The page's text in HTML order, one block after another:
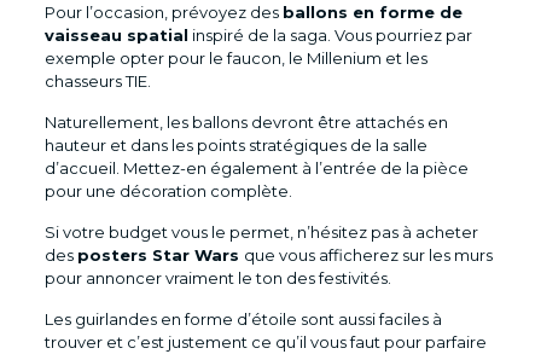
Pour l’occasion, prévoyez des ballons en forme de
vaisseau spatial inspiré de la saga. Vous pourriez par
exemple opter pour le faucon, le Millenium et les
chasseurs TIE.
Naturellement, les ballons devront être attachés en
hauteur et dans les points stratégiques de la salle
d’accueil. Mettez-en également à l’entrée de la pièce
pour une décoration complète.
Si votre budget vous le permet, n’hésitez pas à acheter
des posters Star Wars que vous afficherez sur les murs
pour annoncer vraiment le ton des festivités.
Les guirlandes en forme d’étoile sont aussi faciles à
trouver et c’est justement ce qu’il vous faut pour parfaire